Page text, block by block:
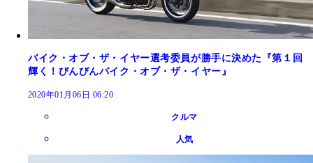
バイク・オブ・ザ・イヤー選考委員が勝手に決めた『第１回
輝く！びんびんバイク・オブ・ザ・イヤー』
2020年01月06日 06:20
クルマ
人気